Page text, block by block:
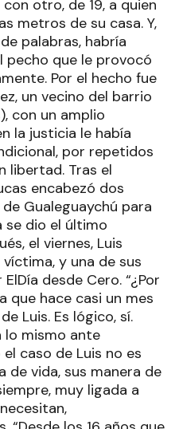
otro, de 19, a quien
metros de su casa. Y,
palabras, habría
pecho que le provocó
Por el hecho fue
un vecino del barrio
con un amplio
la justicia le había
por repetidos
libertad. Tras el
encabezó dos
Gualeguaychú para
se dio el último
el viernes, Luis
y una de sus
desde Cero. “¿Por
que hace casi un mes
Luis. Es lógico, sí.
lo mismo ante
caso de Luis no es
de vida, sus manera de
muy ligada a